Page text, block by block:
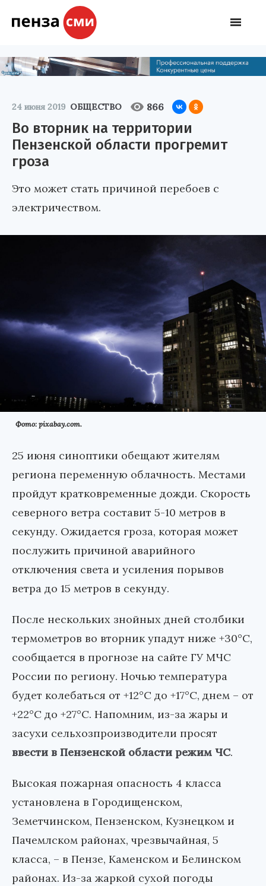
24 июня 2019 ОБЩЕСТВО 866
Во вторник на территории
Пензенской области прогремит
гроза
Это может стать причиной перебоев с
электричеством.
Фото: pixabay.com.
25 июня синоптики обещают жителям
региона переменную облачность. Местами
пройдут кратковременные дожди. Скорость
северного ветра составит 5-10 метров в
секунду. Ожидается гроза, которая может
послужить причиной аварийного
отключения света и усиления порывов
ветра до 15 метров в секунду.
После нескольких знойных дней столбики
термометров во вторник упадут ниже +30°С,
сообщается в прогнозе на сайте ГУ МЧС
России по региону. Ночью температура
будет колебаться от +12°С до +17°С, днем – от
+22°С до +27°С. Напомним, из-за жары и
засухи сельхозпроизводители просят
ввести в Пензенской области режим ЧС.
Высокая пожарная опасность 4 класса
установлена в Городищенском,
Земетчинском, Пензенском, Кузнецком и
Пачемлском районах, чрезвычайная, 5
класса, – в Пензе, Каменском и Белинском
районах. Из-за жаркой сухой погоды